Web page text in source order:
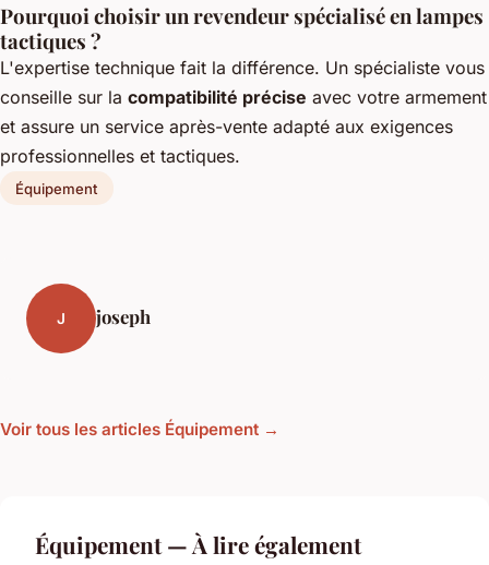
Pourquoi choisir un revendeur spécialisé en lampes
tactiques ?
L'expertise technique fait la différence. Un spécialiste vous
conseille sur la compatibilité précise avec votre armement
et assure un service après-vente adapté aux exigences
professionnelles et tactiques.
Équipement
J joseph
Voir tous les articles Équipement →
Équipement — À lire également